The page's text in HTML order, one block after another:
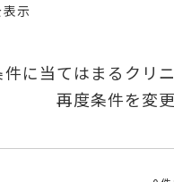
示
件に当てはまるクリ
再度条件を変